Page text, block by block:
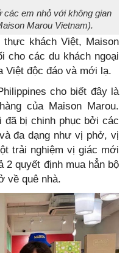
em nhỏ với không gian
Marou Vietnam).
khách Việt, Maison
cho các du khách ngoại
Việt độc đáo và mới lạ.
cho biết đây là
của Maison Marou.
bị chinh phục bởi các
đa dạng như vị phở, vị
trải nghiệm vị giác mới
2 quyết định mua hẳn bộ
về quê nhà.